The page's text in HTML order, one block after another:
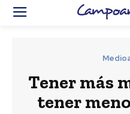
Tener más
tener